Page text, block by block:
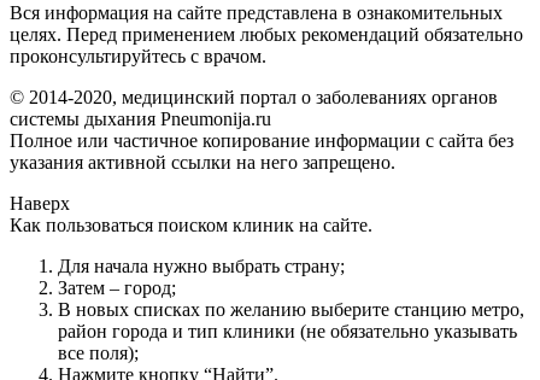
Вся информация на сайте представлена в ознакомительных
целях. Перед применением любых рекомендаций обязательно
проконсультируйтесь с врачом.
© 2014-2020, медицинский портал о заболеваниях органов
системы дыхания Pneumonija.ru
Полное или частичное копирование информации с сайта без
указания активной ссылки на него запрещено.
Наверх
Как пользоваться поиском клиник на сайте.
Для начала нужно выбрать страну;
Затем – город;
В новых списках по желанию выберите станцию метро,
район города и тип клиники (не обязательно указывать
все поля);
Нажмите кнопку “Найти”.